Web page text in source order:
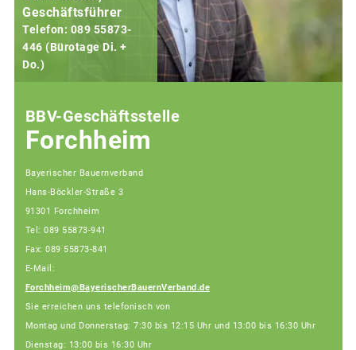
Geschäftsführer
Telefon: 089 55873-
446 (Bürotage Di. +
Do.)
BBV-Geschäftsstelle
Forchheim
Bayerischer Bauernverband
Hans-Böckler-Straße 3
91301 Forchheim
Tel: 089 55873-941
Fax: 089 55873-841
E-Mail:
Forchheim@BayerischerBauernVerband.de
Sie erreichen uns telefonisch von
Montag und Donnerstag: 7:30 bis 12:15 Uhr und 13:00 bis 16:30 Uhr
Dienstag: 13:00 bis 16:30 Uhr